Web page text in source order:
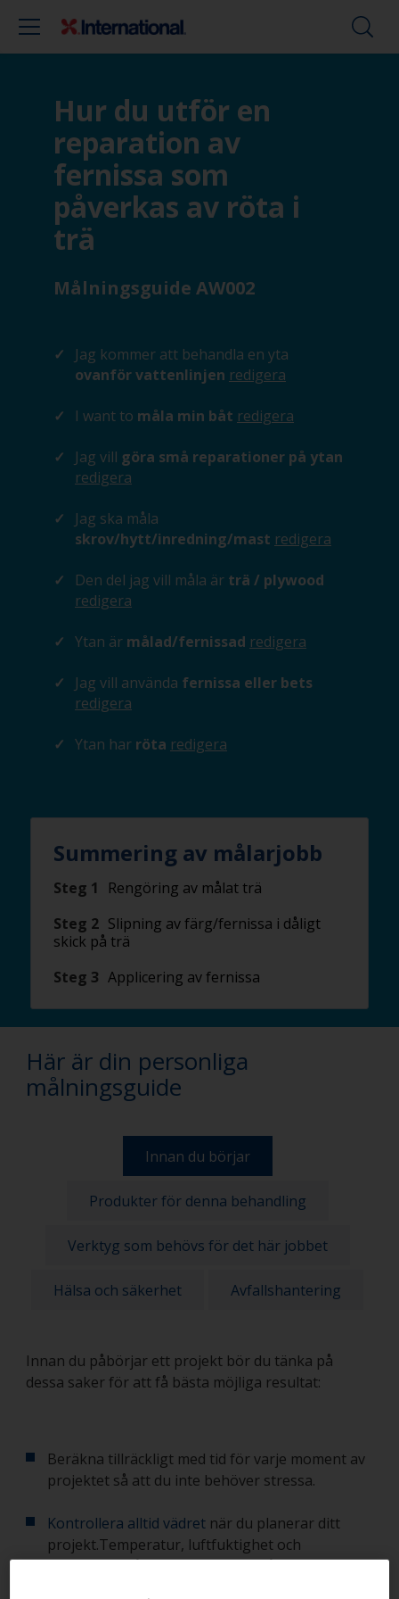
Hur du utför en
reparation av
fernissa som
påverkas av röta i
trä
Målningsguide AW002
Jag kommer att behandla en yta
ovanför vattenlinjen redigera
I want to måla min båt redigera
Jag vill göra små reparationer på ytan
redigera
Jag ska måla
skrov/hytt/inredning/mast redigera
Den del jag vill måla är trä / plywood
redigera
Ytan är målad/fernissad redigera
Jag vill använda fernissa eller bets
redigera
Ytan har röta redigera
Summering av målarjobb
Steg 1
Rengöring av målat trä
Steg 2 Slipning av färg/fernissa i dåligt
skick på trä
Steg 3 Applicering av fernissa
Här är din personliga
målningsguide
Innan du börjar
Produkter för denna behandling
Verktyg som behövs för det här jobbet
Hälsa och säkerhet Avfallshantering
Innan du påbörjar ett projekt bör du tänka på
dessa saker för att få bästa möjliga resultat:
Beräkna tillräckligt med tid för varje moment av
projektet så att du inte behöver stressa.
Kontrollera alltid vädret när du planerar ditt
projekt.Temperatur, luftfuktighet och
daggpunkt påverkar kvaliteten på ditt arbete.